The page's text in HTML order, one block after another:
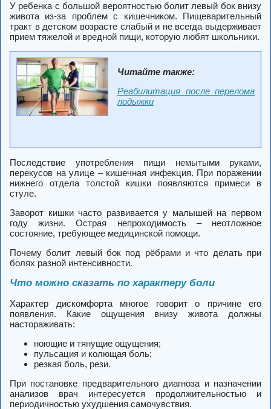
У ребенка с большой вероятностью болит левый бок внизу
живота из-за проблем с кишечником. Пищеварительный
тракт в детском возрасте слабый и не всегда выдерживает
прием тяжелой и вредной пищи, которую любят школьники.
Читайте также:
Реабилитация после перелома
лодыжки
Последствие употребления пищи немытыми руками,
перекусов на улице – кишечная инфекция. При поражении
нижнего отдела толстой кишки появляются примеси в
стуле.
Заворот кишки часто развивается у малышей на первом
году жизни. Острая непроходимость – неотложное
состояние, требующее медицинской помощи.
Почему болит левый бок под рёбрами и что делать при
болях разной интенсивности.
Что можно сказать по характеру боли
Характер дискомфорта многое говорит о причине его
появления. Какие ощущения внизу живота должны
настораживать:
ноющие и тянущие ощущения;
пульсация и колющая боль;
резкая боль, рези.
При постановке предварительного диагноза и назначении
анализов врач интересуется продолжительностью и
периодичностью ухудшения самочувствия.